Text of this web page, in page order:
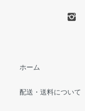
ホーム
配送・送料について